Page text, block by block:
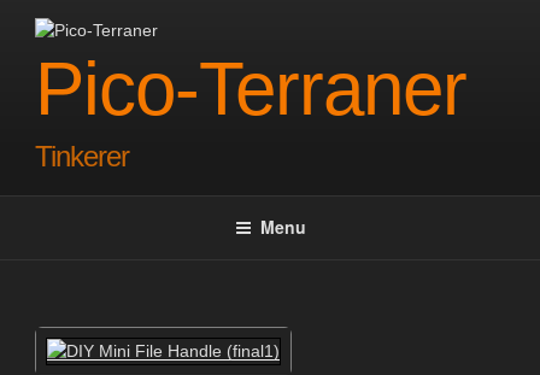
contentPico-Terraner
Tinkerer
Menu